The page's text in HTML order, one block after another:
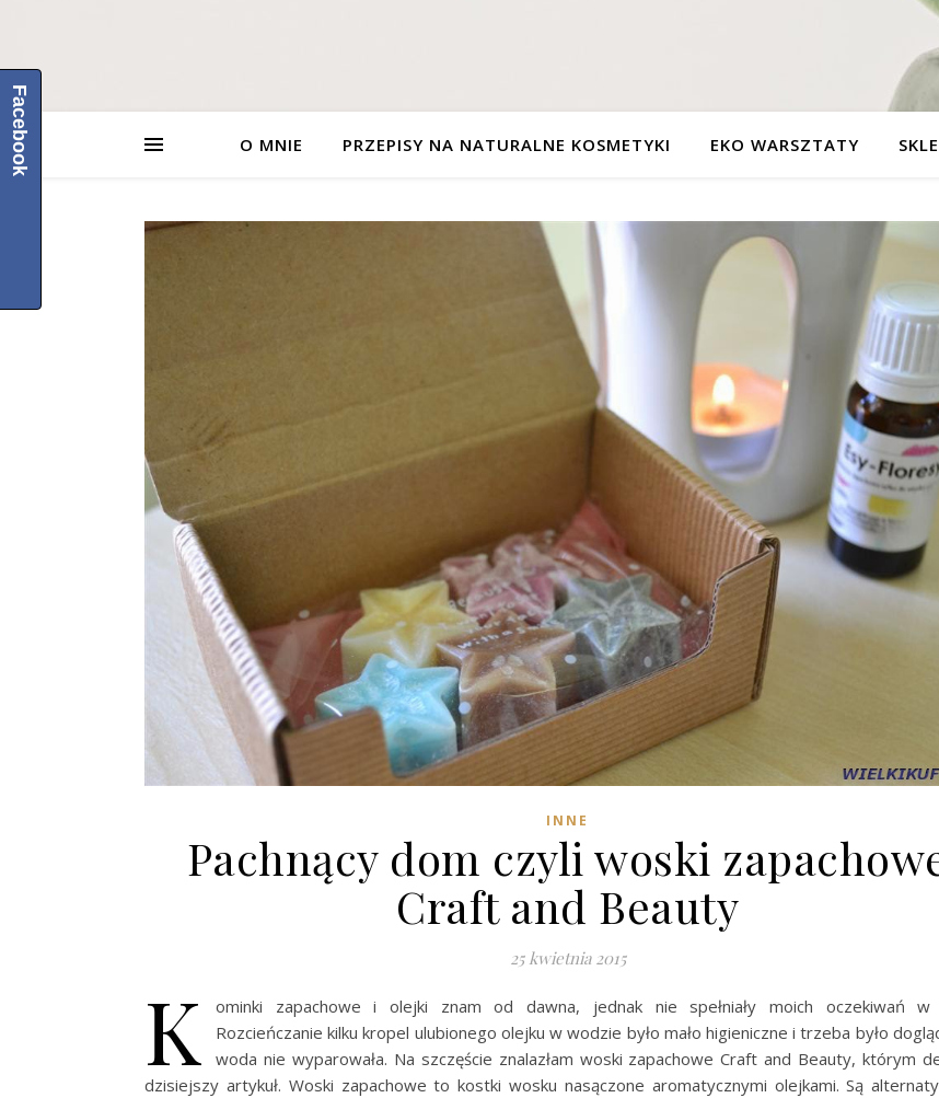
O MNIE PRZEPISY NA NATURALNE KOSMETYKI EKO WARSZTATY
INNE
Pachnący dom czyli woski
Craft and Beauty
25 kwietnia 2015
K
ominki zapachowe i olejki znam od dawna, jednak nie spełniały moich oczekiwań w
Rozcieńczanie kilku kropel ulubionego olejku w wodzie było mało higieniczne i trzeba było
woda nie wyparowała. Na szczęście znalazłam woski zapachowe Craft and Beauty, którym
dzisiejszy artykuł. Woski zapachowe to kostki wosku nasączone aromatycznymi olejkami. Są
Facebook